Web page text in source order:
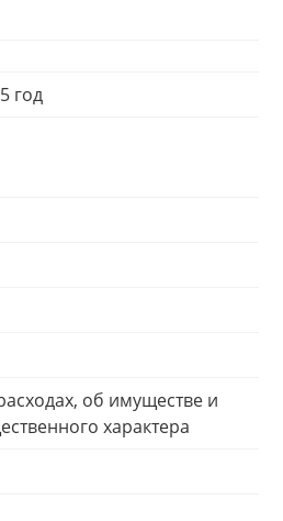
год
об имуществе и
характера